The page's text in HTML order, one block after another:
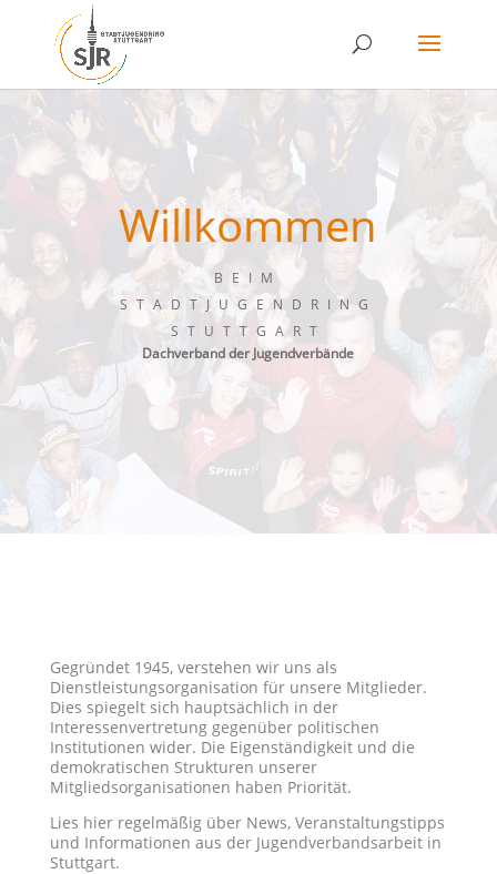
Willkommen
BEIM
STADTJUGENDRING
STUTTGART
Dachverband der Jugendverbände
Gegründet 1945, verstehen wir uns als
Dienstleistungsorganisation für unsere Mitglieder.
Dies spiegelt sich hauptsächlich in der
Interessenvertretung gegenüber politischen
Institutionen wider. Die Eigenständigkeit und die
demokratischen Strukturen unserer
Mitgliedsorganisationen haben Priorität.
Lies hier regelmäßig über News, Veranstaltungstipps
und Informationen aus der Jugendverbandsarbeit in
Stuttgart.